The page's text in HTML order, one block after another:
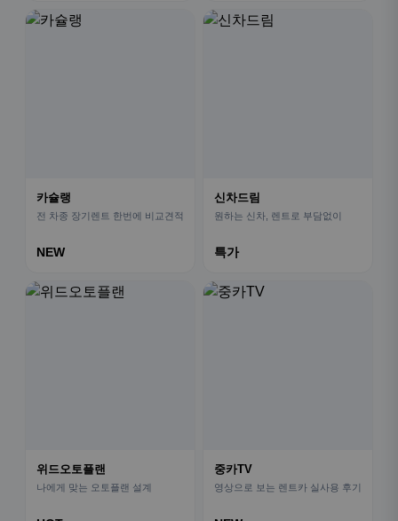
카슐랭
전 차종 장기렌트 한번에 비교견적
NEW
신차드림
원하는 신차, 렌트로 부담없이
특가
위드오토플랜
나에게 맞는 오토플랜 설계
중카TV
영상으로 보는 렌트카 실사용 후기